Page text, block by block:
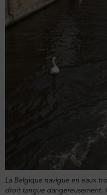
La Belgique navigue en eaux
droit tangue dangereusement.